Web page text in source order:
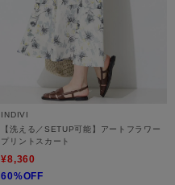
INDIVI
【洗える／SETUP可能】アートフラワー
プリントスカート
¥8,360
60%OFF